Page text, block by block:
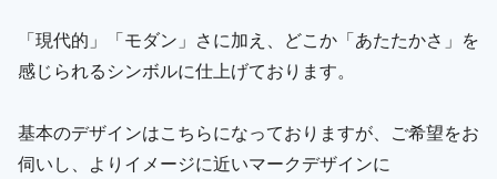
「現代的」「モダン」さに加え、どこか「あたたかさ」を
感じられるシンボルに仕上げております。
基本のデザインはこちらになっておりますが、ご希望をお
伺いし、よりイメージに近いマークデザインに